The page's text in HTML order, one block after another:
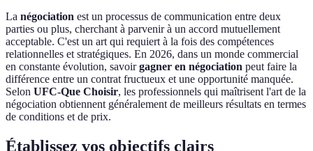
La négociation est un processus de communication entre deux
parties ou plus, cherchant à parvenir à un accord mutuellement
acceptable. C'est un art qui requiert à la fois des compétences
relationnelles et stratégiques. En 2026, dans un monde commercial
en constante évolution, savoirgagner en négociation peut faire la
différence entre un contrat fructueux et une opportunité manquée.
Selon UFC-Que Choisir, les professionnels qui maîtrisent l'art de la
négociation obtiennent généralement de meilleurs résultats en termes
de conditions et de prix.
Établissez vos objectifs clairs